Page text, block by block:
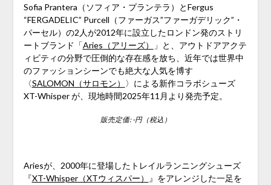
Sofia Prantera（ソフィア・プランテラ）とFergus
“FERGADELIC” Purcell（ファーガス”ファーガデリック”・
パーセル）の2人が2012年に設立したロンドン発のストリ
ートブランド「Aries（アリーズ）
」と、アウトドアアクテ
ィビティの分野で圧倒的な存在感を放ち、近年では世界中
のファッションシーンでも絶大な人気を博す
〈SALOMON（サロモン）
〉による新作コラボシューズ
XT-Whisper が、現地時間2025年11月より発売予定。
販売定価: -円（税込）
Ariesが、2000年に登場したトレイルランニングシューズ
『XT-Whisper（XTウィスパー）
』をアレンジした一足を